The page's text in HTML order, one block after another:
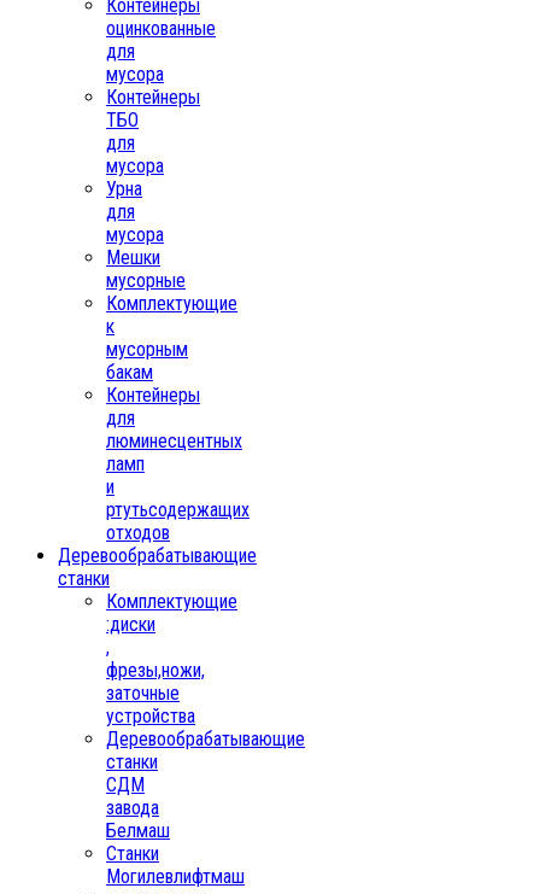
Контейнеры
оцинкованные
для
мусора
Контейнеры
ТБО
для
мусора
Урна
для
мусора
Мешки
мусорные
Комплектующие
к
мусорным
бакам
Контейнеры
для
люминесцентных
ламп
и
ртутьсодержащих
отходов
Деревообрабатывающие
станки
Комплектующие
:диски
,
фрезы,ножи,
заточные
устройства
Деревообрабатывающие
станки
СДМ
завода
Белмаш
Станки
Могилевлифтмаш